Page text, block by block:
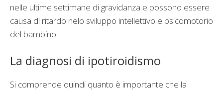
nelle ultime settimane di gravidanza e possono essere
causa di ritardo nelo sviluppo intellettivo e psicomotorio
del bambino.
La diagnosi di ipotiroidismo
Si comprende quindi quanto è importante che la